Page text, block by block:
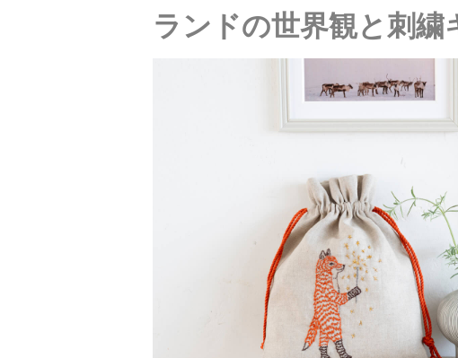
ランドの世界観と刺繍